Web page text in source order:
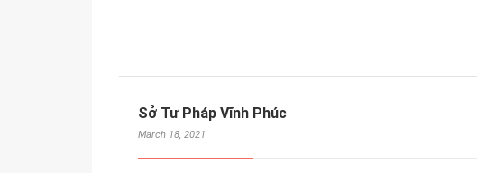
Sở Tư Pháp Vĩnh Phúc
March 18, 2021